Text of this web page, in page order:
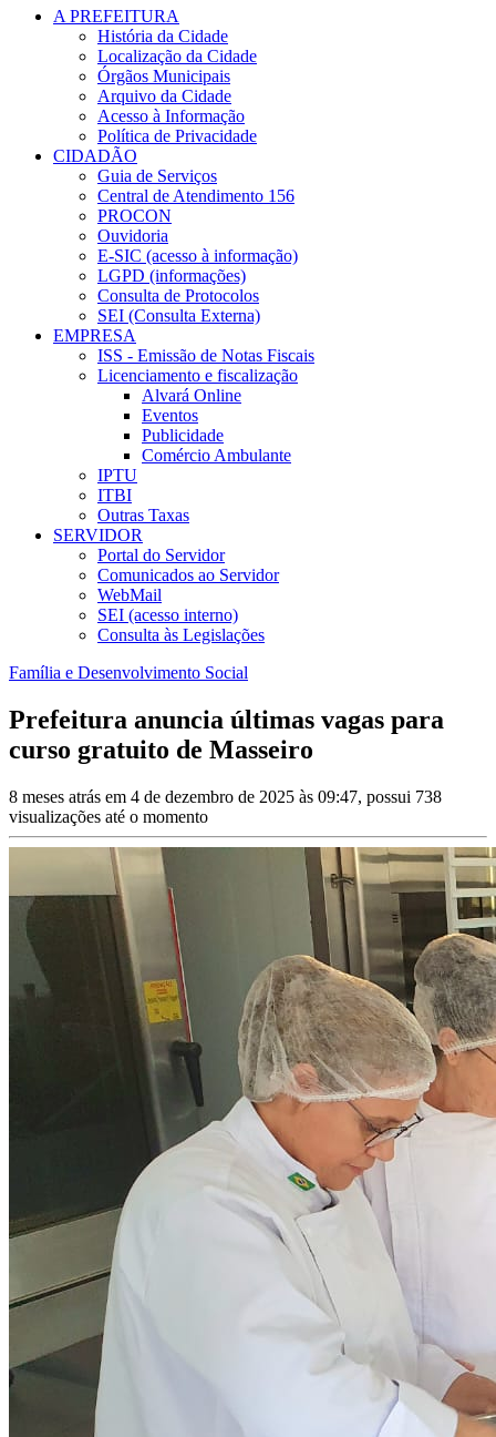
A PREFEITURA
História da Cidade
Localização da Cidade
Órgãos Municipais
Arquivo da Cidade
Acesso à Informação
Política de Privacidade
CIDADÃO
Guia de Serviços
Central de Atendimento 156
PROCON
Ouvidoria
E-SIC (acesso à informação)
LGPD (informações)
Consulta de Protocolos
SEI (Consulta Externa)
EMPRESA
ISS - Emissão de Notas Fiscais
Licenciamento e fiscalização
Alvará Online
Eventos
Publicidade
Comércio Ambulante
IPTU
ITBI
Outras Taxas
SERVIDOR
Portal do Servidor
Comunicados ao Servidor
WebMail
SEI (acesso interno)
Consulta às Legislações
Família e Desenvolvimento Social
Prefeitura anuncia últimas vagas para
curso gratuito de Masseiro
8 meses atrás em 4 de dezembro de 2025 às 09:47, possui 738
visualizações até o momento